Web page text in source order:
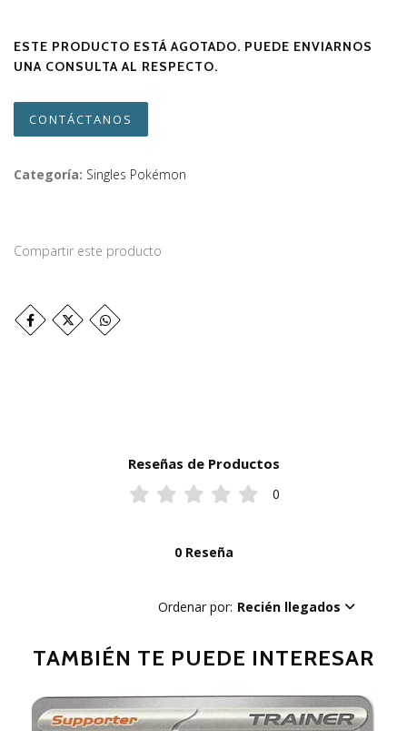
ESTE PRODUCTO ESTÁ AGOTADO. PUEDE ENVIARNOS
UNA CONSULTA AL RESPECTO.
CONTÁCTANOS
Categoría: Singles Pokémon
Compartir este producto
Reseñas de Productos
0
0 Reseña
Ordenar por: Recién llegados
TAMBIÉN TE PUEDE INTERESAR